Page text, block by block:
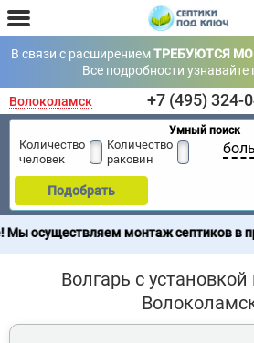
В связи с расширениемТРЕБУЮТСЯ
Все подробности узнавайте
Волоколамск +7 (495) 324-
Умный поиск
Количество
человек
Количество
раковин
Подобрать
монтаж септиков в пределах 200
Волгарь с